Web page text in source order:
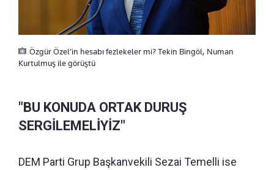
Özgür Özel’in hesabı fezlekeler mi? Tekin Bingöl, Numan
Kurtulmuş ile görüştü
"BU KONUDA ORTAK DURUŞ
SERGİLEMELİYİZ"
DEM Parti Grup Başkanvekili Sezai Temelli ise